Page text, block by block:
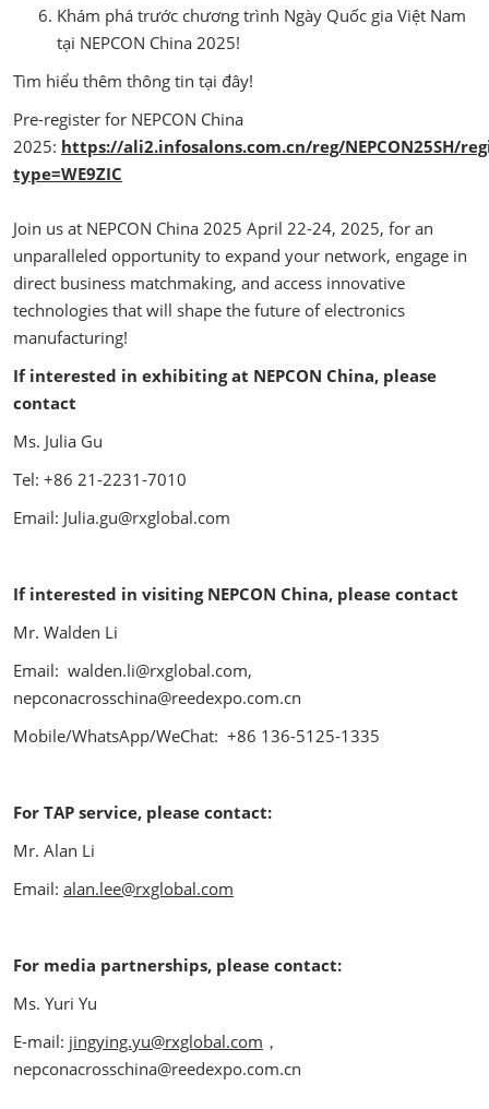
Khám phá trước chương trình Ngày Quốc gia Việt Nam
tại NEPCON China 2025!
Tìm hiểu thêm thông tin tại đây!
Pre-register for NEPCON China
2025: https://ali2.infosalons.com.cn/reg/NEPCON25SH/
type=WE9ZIC
Join us at NEPCON China 2025 April 22-24, 2025, for an
unparalleled opportunity to expand your network, engage in
direct business matchmaking, and access innovative
technologies that will shape the future of electronics
manufacturing!
If interested in exhibiting at NEPCON China, please
contact
Ms. Julia Gu
Tel: +86 21-2231-7010
Email: Julia.gu@rxglobal.com
If interested in visiting NEPCON China, please contact
Mr. Walden Li
Email: walden.li@rxglobal.com,
nepconacrosschina@reedexpo.com.cn
Mobile/WhatsApp/WeChat: +86 136-5125-1335
For TAP service, please contact:
Mr. Alan Li
Email: alan.lee@rxglobal.com
For media partnerships, please contact:
Ms. Yuri Yu
E-mail: jingying.yu@rxglobal.com ，
nepconacrosschina@reedexpo.com.cn